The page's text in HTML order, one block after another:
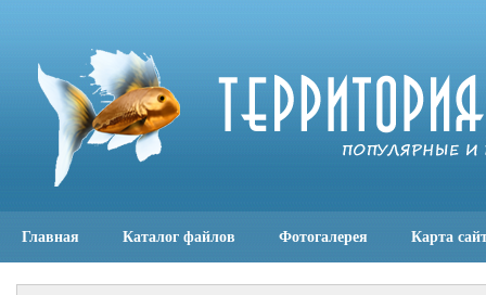
Главная Каталог файлов Фотогалерея Карта